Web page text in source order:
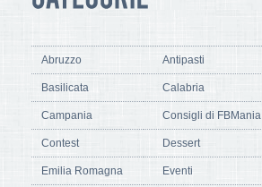
Abruzzo Antipasti
Basilicata Calabria
Campania Consigli di FBMania
Contest Dessert
Emilia Romagna Eventi